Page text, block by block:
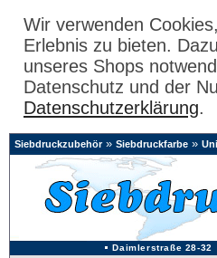
Wir verwenden
Erlebnis zu bieten.
unseres Shops
Datenschutz und der
Datenschutzerklärung.
Daimlerstraße 28-32
Siebdruckzubehör» Siebdruckfarbe »